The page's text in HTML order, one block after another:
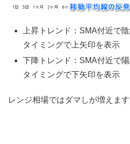
上昇トレンド：SMA付近で
タイミングで上矢印を表示
下降トレンド：SMA付近で
タイミングで下矢印を表示
レンジ相場ではダマしが増えます